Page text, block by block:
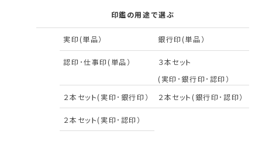
印鑑の用途で選ぶ
実印(単品） 銀行印(単品）
認印･仕事印(単品）
３本セット
(実印･銀行印･認印）
２本セット(実印･銀行印）
２本セット(銀行印･認印）
２本セット(実印･認印）